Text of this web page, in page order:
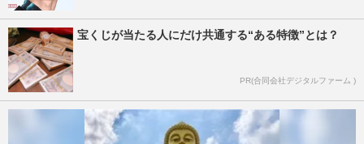
宝くじが当たる人にだけ共通する“ある特徴”とは？
PR(合同会社デジタルファーム )